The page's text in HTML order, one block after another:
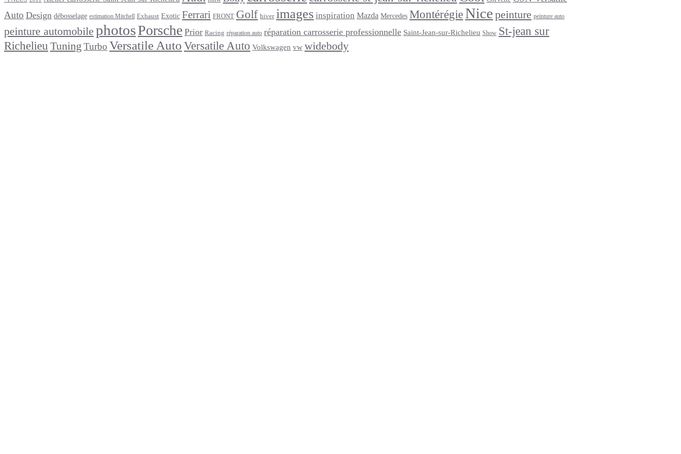
Auto Design débosselage estimation Mitchell Exhaust Exotic Ferrari FRONT Golf hiver images inspiration Mazda Mercedes Montérégie Nice peinture peinture auto
peinture automobile photosPorsche Prior Racing réparation auto réparation carrosserie professionnelle Saint-Jean-sur-Richelieu Show St-jean sur
Richelieu Tuning Turbo Versatile AutoVersatile Auto Volkswagen vw widebody